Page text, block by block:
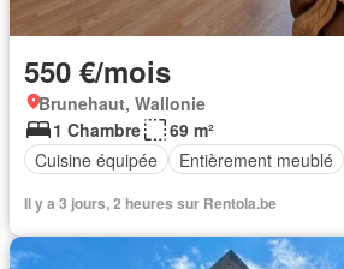
550 €/mois
Brunehaut, Wallonie
1 Chambre
69 m²
Cuisine équipée
Entièrement meublé
Il y a 3 jours, 2 heures sur Rentola.be